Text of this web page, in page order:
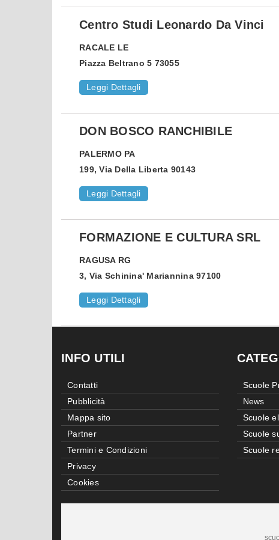
Centro Studi Leonardo Da Vinci
RACALE LE
Piazza Beltrano 5 73055
Leggi Dettagli
DON BOSCO RANCHIBILE
PALERMO PA
199, Via Della Liberta 90143
Leggi Dettagli
FORMAZIONE E CULTURA SRL
RAGUSA RG
3, Via Schinina' Mariannina 97100
Leggi Dettagli
INFO UTILI
Contatti
Pubblicità
Mappa sito
Partner
Termini e Condizioni
Privacy
Cookies
Scuole
News
Scuole
Scuole
Scuole